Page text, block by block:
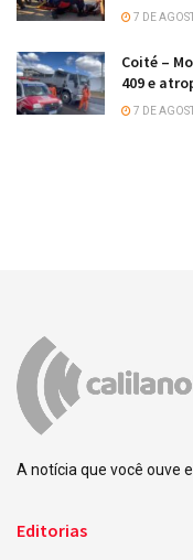
7 DE
Coité –
409 e
7 DE
A notícia que você ouve e
Editorias